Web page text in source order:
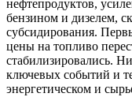
нефтепродуктов,
бензином и дизелем,
субсидирования.
цены на топливо
стабилизировались.
ключевых событий и
энергетическом и